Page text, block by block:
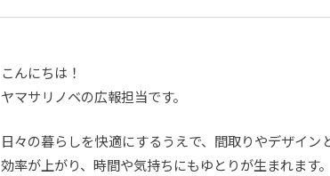
こんにちは！
ヤマサリノベの広報担当です。
日々の暮らしを快適にするうえで、間取りやデザイ
効率が上がり、時間や気持ちにもゆとりが生まれます。